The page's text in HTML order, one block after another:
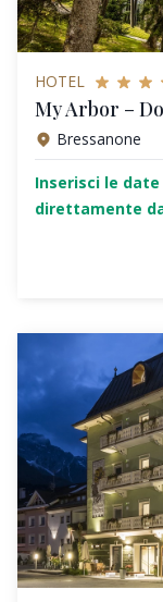
HOTEL
My Arbor –
Bressanone
Inserisci le
direttamente